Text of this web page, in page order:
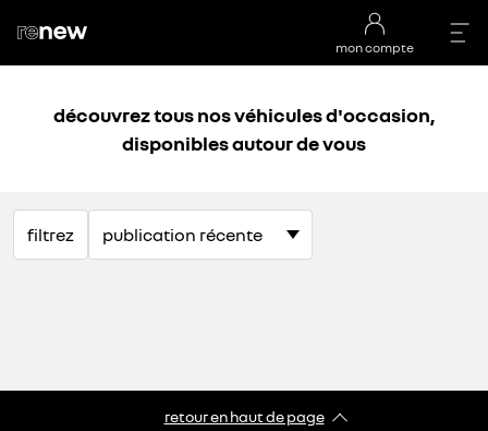
mon compte
découvrez tous nos véhicules d'occasion,
disponibles autour de vous
filtrez
retour en haut de page​